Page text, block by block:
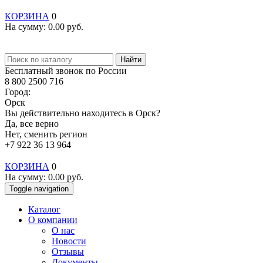
КОРЗИНА 0
На сумму: 0.00 руб.
Найти
Бесплатный звонок по России
8 800 2500 716
Город:
Орск
Вы действительно находитесь в Орск?
Да, все верно
Нет, сменить регион
+7 922 36 13 964
КОРЗИНА 0
На сумму: 0.00 руб.
Toggle navigation
Каталог
О компании
О нас
Новости
Отзывы